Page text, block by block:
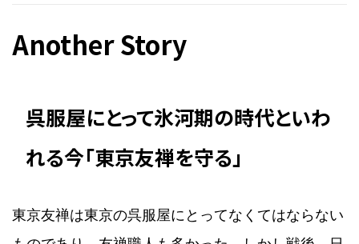
Another Story
呉服屋にとって氷河期の時代といわ
れる今「東京友禅を守る」
東京友禅は東京の呉服屋にとってなくてはならない